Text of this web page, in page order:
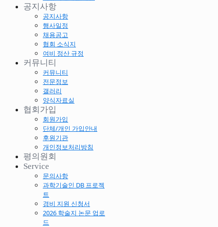
공지사항
공지사항
행사일정
채용공고
협회 소식지
여비 정산 규정
커뮤니티
커뮤니티
전문정보
갤러리
양식자료실
협회가입
회원가입
단체/개인 가입안내
후원기관
개인정보처리방침
평의원회
Service
문의사항
과학기술인 DB 프로젝
트
경비 지원 신청서
2026 학술지 논문 업로
드